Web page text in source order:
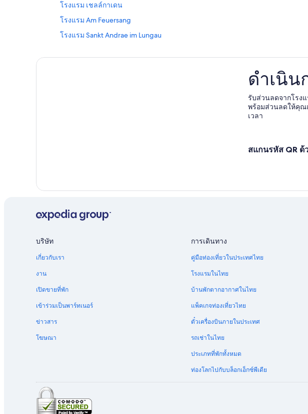
โรงแรม เชลล์กาเดน
โรงแรม Am Feuersang
โรงแรม Sankt Andrae im Lungau
โรงแรม Dorfgastein
ดำเนิน
รับส่วนลดจากโรง
พร้อมส่วนลดให้คุณ
เวลา
สแกนรหัส QR
บริษัท
เกี่ยวกับเรา
งาน
เปิดขายที่พัก
เข้าร่วมเป็นพาร์ทเนอร์
ข่าวสาร
โฆษณา
การเดินทาง
คู่มือท่องเที่ยวในประเทศไทย
โรงแรมในไทย
บ้านพักตากอากาศในไทย
แพ็คเกจท่องเที่ยวไทย
ตั๋วเครื่องบินภายในประเทศ
รถเช่าในไทย
ประเภทที่พักทั้งหมด
ท่องโลกไปกับบล็อกเอ็กซ์พีเดีย